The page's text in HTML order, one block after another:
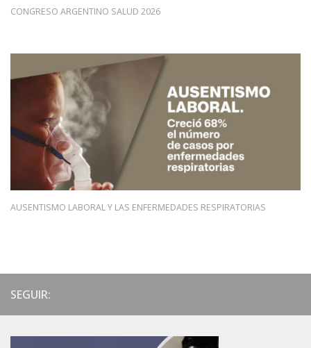
CONGRESO ARGENTINO SALUD 2026
AUSENTISMO LABORAL Y LAS ENFERMEDADES RESPIRATORIAS
SEGUIR: